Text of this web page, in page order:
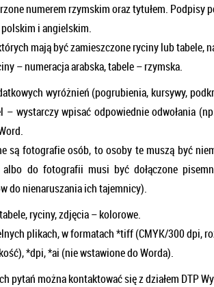
numerem rzymskim oraz tytułem. Podpisy
i angielskim.
mają być zamieszczone ryciny lub tabele,
– numeracja arabska, tabele – rzymska.
wyróżnień (pogrubienia, kursywy,
– wystarczy wpisać odpowiednie odwołania
są fotografie osób, to osoby te muszą być
albo do fotografii musi być dołączone
do nienaruszania ich tajemnicy).
ryciny, zdjęcia – kolorowe.
plikach, w formatach *tiff (CMYK/300 dpi,
*dpi, *ai (nie wstawione do Worda).
pytań można kontaktować się z działem DTP